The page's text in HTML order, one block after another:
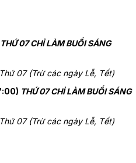
THỨ 07 CHỈ LÀM BUỔI SÁNG
07 (Trừ các ngày Lễ, Tết)
THỨ 07 CHỈ LÀM BUỔI SÁNG
07 (Trừ các ngày Lễ, Tết)